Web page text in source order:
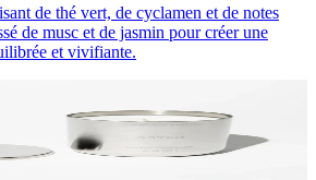
de thé vert, de cyclamen et de notes
de musc et de jasmin pour créer une
et vivifiante.